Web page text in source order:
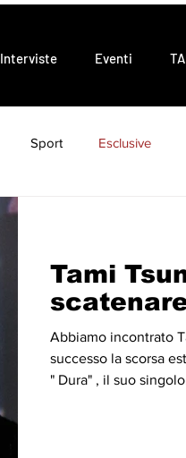
Interviste Eventi
Sport Esclusive
Tami
Abbiamo incontrato
successo la scorsa
" Dura" , il suo